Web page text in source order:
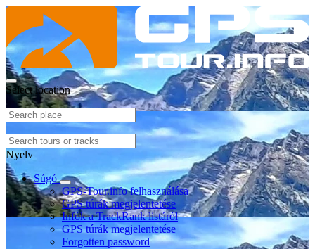
Select location
Nyelv
Súgó
GPS-Tour.info felhasználása
GPS túrák megjelentetése
Infók a TrackRank listáról
GPS túrák megjelentetése
Forgotten password